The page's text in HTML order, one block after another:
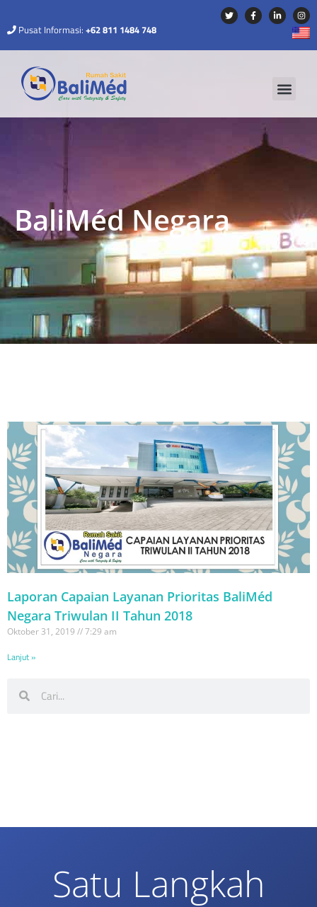
Pusat Informasi: +62 811 1484 748
BaliMéd Negara
Laporan Capaian Layanan Prioritas BaliMéd
Negara Triwulan II Tahun 2018
Oktober 31, 2019 7:29 am
Lanjut »
Satu Langkah